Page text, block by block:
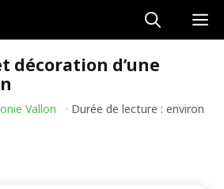
décoration d’une
Vallon · Durée de lecture : environ